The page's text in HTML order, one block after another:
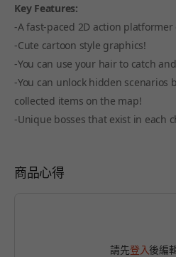
Key Features:
-A fast-paced 2D action platformer
-Cute cartoon style graphics!
-You can use your hair to catch
-You can unlock hidden scenarios
collected items on the map!
-Unique bosses that exist in each
商品心得
請先登入後編